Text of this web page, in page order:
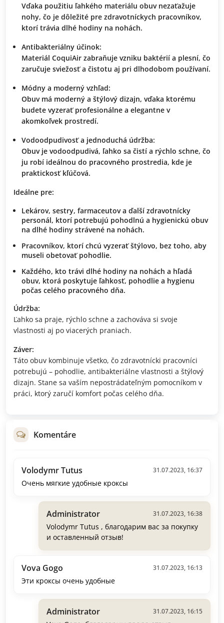
Vďaka použitiu ľahkého materiálu obuv nezaťažuje
nohy, čo je dôležité pre zdravotníckych pracovníkov,
ktorí trávia dlhé hodiny na nohách.
Antibakteriálny účinok:
Materiál CoquiAir zabraňuje vzniku baktérií a plesní, čo
zaručuje sviežosť a čistotu aj pri dlhodobom používaní.
Módny a moderný vzhľad:
Obuv má moderný a štýlový dizajn, vďaka ktorému
budete vyzerať profesionálne a elegantne v
akomkoľvek prostredí.
Vodoodpudivosť a jednoduchá údržba:
Obuv je vodoodpudivá, ľahko sa čistí a rýchlo schne, čo
ju robí ideálnou do pracovného prostredia, kde je
praktickosť kľúčová.
Ideálne pre:
Lekárov, sestry, farmaceutov a ďalší zdravotnícky
personál, ktorí potrebujú pohodlnú a hygienickú obuv
na dlhé hodiny strávené na nohách.
Pracovníkov, ktorí chcú vyzerať štýlovo, bez toho, aby
museli obetovať pohodlie.
Každého, kto trávi dlhé hodiny na nohách a hľadá
obuv, ktorá poskytuje ľahkosť, pohodlie a hygienu
počas celého pracovného dňa.
Údržba:
Ľahko sa praje, rýchlo schne a zachováva si svoje
vlastnosti aj po viacerých praniach.
Záver:
Táto obuv kombinuje všetko, čo zdravotnícki pracovníci
potrebujú – pohodlie, antibakteriálne vlastnosti a štýlový
dizajn. Stane sa vaším nepostrádateľným pomocníkom v
práci, ktorý zaručí komfort počas celého dňa.
Komentáre
Volodymr Tutus 31.07.2023, 16:37
Очень мягкие удобные кроксы
Administrator 31.07.2023, 16:38
Volodymr Tutus , благодарим вас за покупку
и оставленный отзыв!
Vova Gogo 31.07.2023, 16:13
Эти кроксы очень удобные
Administrator 31.07.2023, 16:15